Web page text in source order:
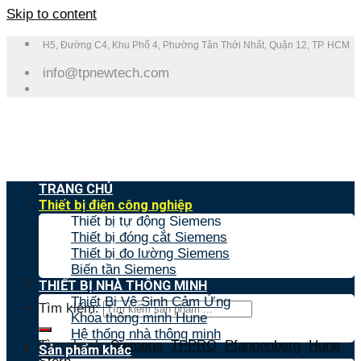
Skip to content
H5, Đường C4, Khu Phố 4, Phường Tân Thới Nhất, Quận 12, TP. HCM
info@tpnewtech.com
Tìm kiếm:
Tìm nhanh:Siemens,TPPRO,Pfannenberg,Hune,
TRANG CHỦ
Thiết bị điện công nghiệp
Thiết bị tự động Siemens
Thiết bị đóng cắt Siemens
Thiết bị đo lường Siemens
Biến tần Siemens
THIẾT BỊ NHÀ THÔNG MINH
Thiết Bị Vệ Sinh Cảm Ứng
Khóa thông minh Hune
Hệ thống nhà thông minh
Sản phẩm khác